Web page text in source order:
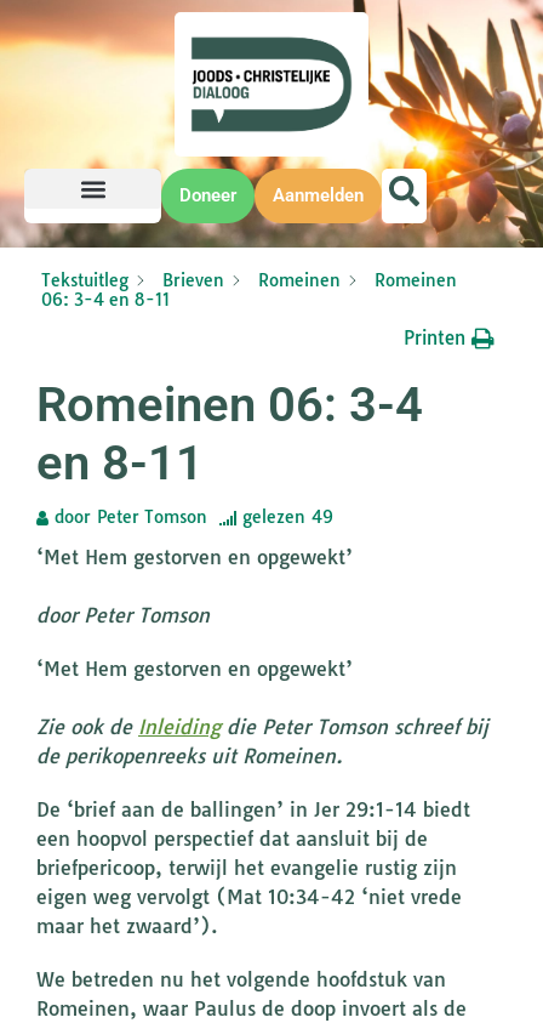
Doneer Aanmelden
Tekstuitleg Brieven Romeinen
Romeinen
06: 3-4 en 8-11
Printen
Romeinen 06: 3-4
en 8-11
door Peter Tomson gelezen 49
‘Met Hem gestorven en opgewekt’
door Peter Tomson
‘Met Hem gestorven en opgewekt’
Zie ook de Inleidingdie Peter Tomson schreef bij
de perikopenreeks uit Romeinen.
De ‘brief aan de ballingen’ in Jer 29:1-14 biedt
een hoopvol perspectief dat aansluit bij de
briefpericoop, terwijl het evangelie rustig zijn
eigen weg vervolgt (Mat 10:34-42 ‘niet vrede
maar het zwaard’).
We betreden nu het volgende hoofdstuk van
Romeinen, waar Paulus de doop invoert als de